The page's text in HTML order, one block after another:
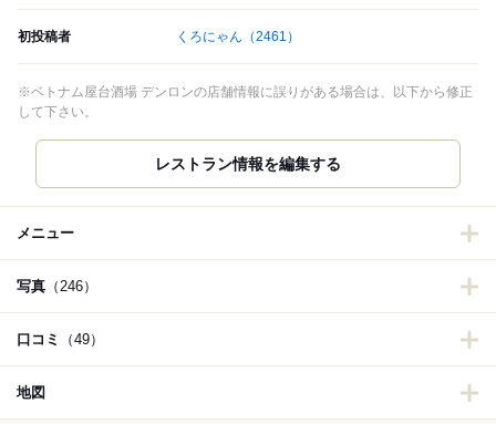
初投稿者 くろにゃん （2461）
※ベトナム屋台酒場 デンロンの店舗情報に誤りがある場合は、以下から修正
して下さい。
レストラン情報を編集する
メニュー
写真 （246）
口コミ （49）
地図